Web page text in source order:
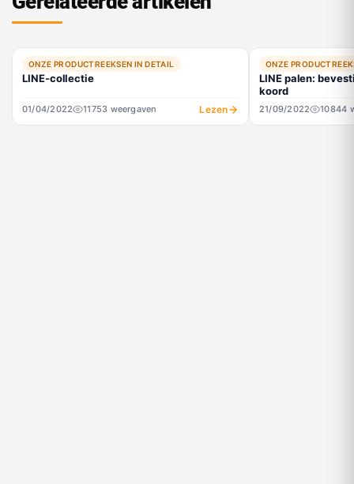
ONZE PRODUCTREEKSEN IN DETAIL
LINE-collectie
01/04/2022 11753 weergaven Lezen
ONZE
LINE palen:
koord
21/09/2022 10844